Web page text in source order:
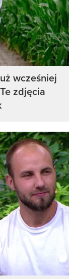
wcześniej
zdjęcia